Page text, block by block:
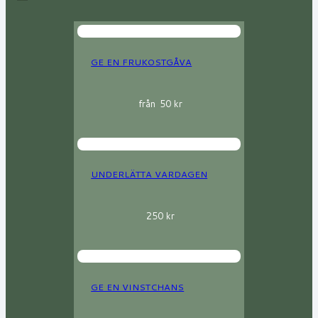
GE EN FRUKOSTGÅVA
från 50 kr
UNDERLÄTTA VARDAGEN
250 kr
GE EN VINSTCHANS